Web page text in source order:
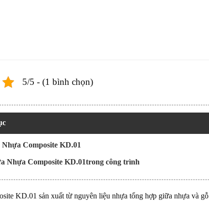
5/5 - (1 bình chọn)
Composite KD.01
Nhựa Composite KD.01trong công trình
KD.01 sản xuất từ nguyên liệu nhựa tổng hợp giữa nhựa và gỗ